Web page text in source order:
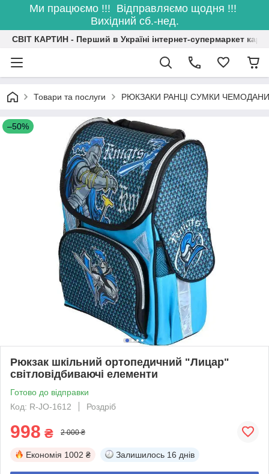
Ми працюємо !!! Відправляємо щодня !!!
Вихідний сб.-нед.
СВІТ КАРТИН - Перший в Україні інтернет-супермаркет
Товари та послуги РЮКЗАКИ РАНЦІ СУМКИ ЧЕМОДАНИ
–50%
Рюкзак шкільний ортопедичний "Лицар"
світловідбиваючі елементи
Готово до відправки
Код: R-JO-1612
Роздріб
998 ₴ 2 000 ₴
Економія 1002 ₴ Залишилось 16 днів